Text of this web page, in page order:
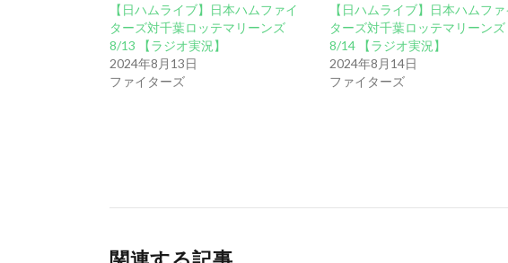
【日ハムライブ】日本ハムファイ
ターズ対千葉ロッテマリーンズ
8/13 【ラジオ実況】
2024年8月13日
ファイターズ
【日ハムライブ】日本ハムファ
ターズ対千葉ロッテマリーンズ
8/14 【ラジオ実況】
2024年8月14日
ファイターズ